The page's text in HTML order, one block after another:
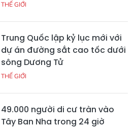
THẾ GIỚI
Trung Quốc lập kỷ lục mới với
dự án đường sắt cao tốc dưới
sông Dương Tử
THẾ GIỚI
49.000 người di cư tràn vào
Tây Ban Nha trong 24 giờ